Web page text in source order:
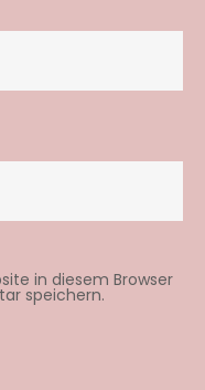
in diesem Browser
speichern.